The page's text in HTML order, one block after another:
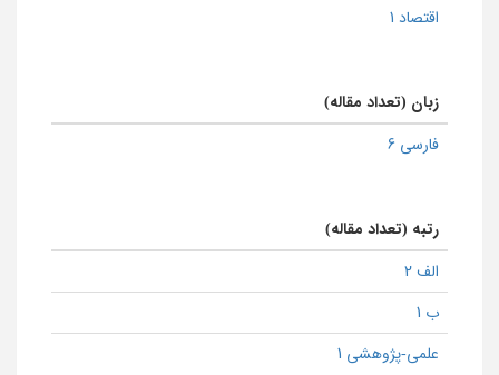
اقتصاد 1
زبان (تعداد مقاله)
فارسی 6
رتبه (تعداد مقاله)
الف 2
ب 1
علمی-پژوهشی 1